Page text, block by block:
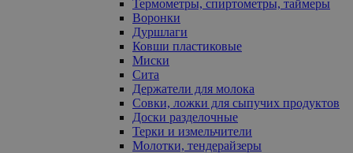
Термометры, спиртометры, таймеры
Воронки
Дуршлаги
Ковши пластиковые
Миски
Сита
Держатели для молока
Совки, ложки для сыпучих продуктов
Доски разделочные
Терки и измельчители
Молотки, тендерайзеры